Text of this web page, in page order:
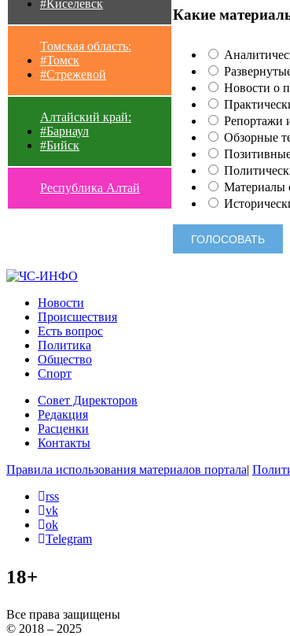
#Киселевск
Томская область:
#Томск
#Стрежевой
Алтайский край:
#Барнаул
#Бийск
Республика Алтай
Какие
Новости о
Репортажи
Обзорные
Материалы
Новости
Происшествия
Есть вопрос
Политика
Общество
Спорт
Совет Директоров
Редакция
Расценки
Контакты
Правила использования материалов портала|
rss
vk
ok
Telegram
18+
Все права защищены
© 2018 – 2025